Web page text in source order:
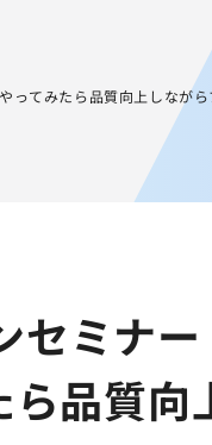
ってみたら品質向上しなが
セミナ
品質向